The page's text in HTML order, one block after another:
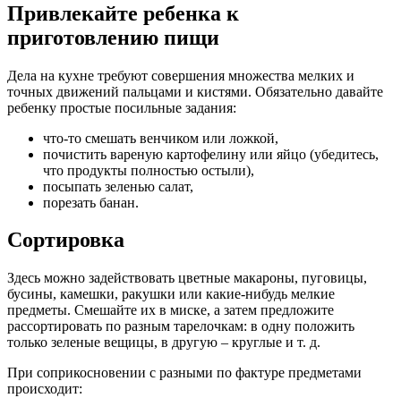
Привлекайте ребенка к
приготовлению пищи
Дела на кухне требуют совершения множества мелких и
точных движений пальцами и кистями. Обязательно давайте
ребенку простые посильные задания:
что-то смешать венчиком или ложкой,
почистить вареную картофелину или яйцо (убедитесь,
что продукты полностью остыли),
посыпать зеленью салат,
порезать банан.
Сортировка
Здесь можно задействовать цветные макароны, пуговицы,
бусины, камешки, ракушки или какие-нибудь мелкие
предметы. Смешайте их в миске, а затем предложите
рассортировать по разным тарелочкам: в одну положить
только зеленые вещицы, в другую – круглые и т. д.
При соприкосновении с разными по фактуре предметами
происходит: